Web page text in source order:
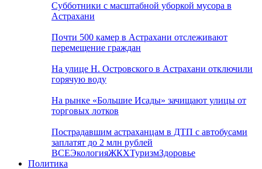
Субботники с масштабной уборкой мусора в
Астрахани
Почти 500 камер в Астрахани отслеживают
перемещение граждан
На улице Н. Островского в Астрахани отключили
горячую воду
На рынке «Большие Исады» зачищают улицы от
торговых лотков
Пострадавшим астраханцам в ДТП с автобусами
заплатят до 2 млн рублей
ВСЕЭкологияЖКХТуризмЗдоровье
Политика